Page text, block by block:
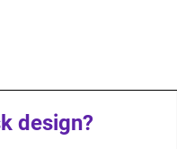
design?